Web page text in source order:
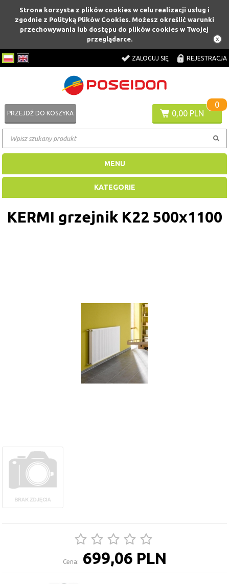
Strona korzysta z plików cookies w celu realizacji usług i
zgodnie z Polityką Plików Cookies. Możesz określić warunki
przechowywania lub dostępu do plików cookies w Twojej
przeglądarce.
ZALOGUJ SIĘ REJESTRACJA
0,00 PLN
0
PRZEJDŹ DO KOSZYKA
MENU
KATEGORIE
KERMI grzejnik K22 500x1100
Cena: 699,06 PLN